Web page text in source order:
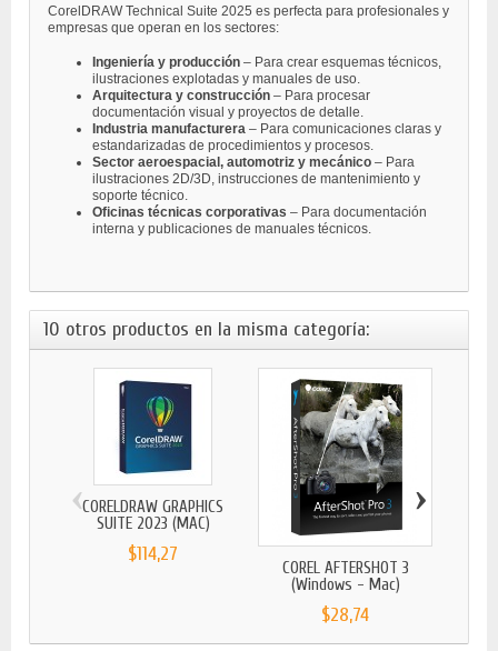
CorelDRAW Technical Suite 2025 es perfecta para profesionales y
empresas que operan en los sectores:
Ingeniería y producción – Para crear esquemas técnicos,
ilustraciones explotadas y manuales de uso.
Arquitectura y construcción – Para procesar
documentación visual y proyectos de detalle.
Industria manufacturera – Para comunicaciones claras y
estandarizadas de procedimientos y procesos.
Sector aeroespacial, automotriz y mecánico – Para
ilustraciones 2D/3D, instrucciones de mantenimiento y
soporte técnico.
Oficinas técnicas corporativas – Para documentación
interna y publicaciones de manuales técnicos.
10 otros productos en la misma categoría:
CORELDRAW GRAPHICS
SUITE 2023 (MAC)
$114,27
COREL AFTERSHOT 3
(Windows - Mac)
$28,74
‹ ›